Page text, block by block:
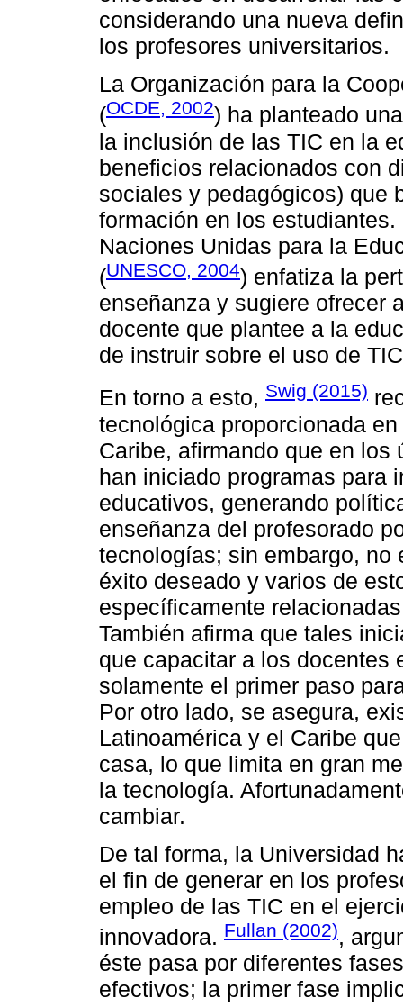
considerando una nueva
los profesores universitarios.
La Organización para la
(OCDE, 2002) ha planteado
la inclusión de las TIC en la
beneficios relacionados con
sociales y pedagógicos) que
formación en los
Naciones Unidas para la
(UNESCO, 2004) enfatiza la
enseñanza y sugiere ofrecer
docente que plantee a la
de instruir sobre el uso de
En torno a esto, Swig (2015)
tecnológica proporcionada
Caribe, afirmando que en
han iniciado programas para
educativos, generando
enseñanza del profesorado
tecnologías; sin embargo, no
éxito deseado y varios de
específicamente
También afirma que tales
que capacitar a los docentes
solamente el primer paso
Por otro lado, se asegura,
Latinoamérica y el Caribe
casa, lo que limita en gran
la tecnología.
cambiar.
De tal forma, la Universidad
el fin de generar en los
empleo de las TIC en el
innovadora. Fullan (2002),
éste pasa por diferentes
efectivos; la primer fase